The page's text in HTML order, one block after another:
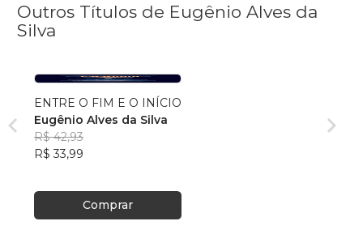
Outros Títulos de Eugênio Alves da
Silva
ENTRE O FIM E O INÍCIO
Eugênio Alves da Silva
R$ 42,93
R$ 33,99
Comprar